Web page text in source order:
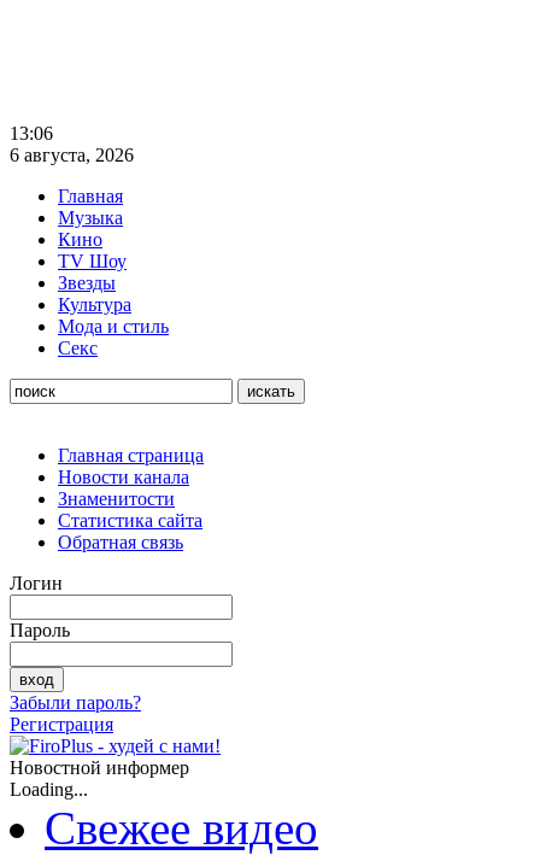
13:06
6 августа, 2026
Главная
Музыка
Кино
TV Шоу
Звезды
Культура
Мода и стиль
Секс
Главная страница
Новости канала
Знаменитости
Статистика сайта
Обратная связь
Логин
Пароль
Забыли пароль?
Регистрация
Новостной информер
Loading...
Свежее видео